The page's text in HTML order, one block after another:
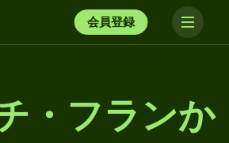
会員登録
・フランか